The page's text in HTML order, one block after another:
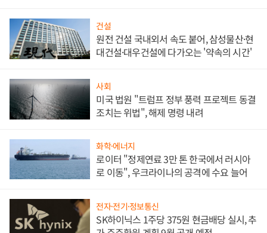
건설
원전 건설 국내외서 속도 붙어, 삼성물산·현
대건설·대우건설에 다가오는 '약속의 시간'
사회
미국 법원 "트럼프 정부 풍력 프로젝트 동결
조치는 위법", 해제 명령 내려
화학·에너지
로이터 "정제연료 3만 톤 한국에서 러시아
로 이동", 우크라이나의 공격에 수요 늘어
전자·전기·정보통신
SK하이닉스 1주당 375원 현금배당 실시, 추